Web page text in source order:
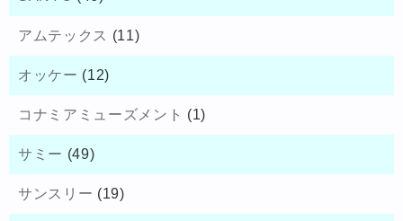
アムテックス (11)
オッケー (12)
コナミアミューズメント (1)
サミー (49)
サンスリー (19)